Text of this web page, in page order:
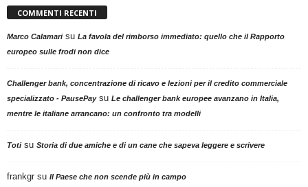
COMMENTI RECENTI
Marco Calamarisu La favola del rimborso immediato: quello che il Rapporto
europeo sulle frodi non dice
Challenger bank, concentrazione di ricavo e lezioni per il credito commerciale
specializzato - PausePaysu Le challenger bank europee avanzano in Italia,
mentre le italiane arrancano: un confronto tra modelli
Totisu Storia di due amiche e di un cane che sapeva leggere e scrivere
frankgr su Il Paese che non scende più in campo